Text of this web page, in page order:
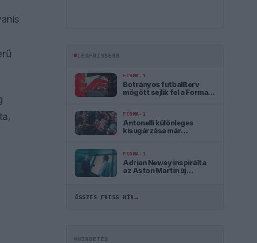
LEGFRISSEBB
FORMA-1
Botrányos futballterv
mögött sejlik fel a Forma–1
FORMA-1
Antonelli különleges
kisugárzása már
FORMA-1
Adrian Newey inspirálta
az Aston Martin új
ÖSSZES FRISS HÍR→
HIRDETÉS